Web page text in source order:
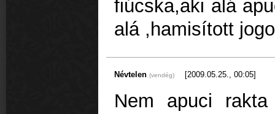
fiúcska,aki alá
alá ,hamisított
Névtelen (vendég) [2009.05.25., 00:05]
Nem apuci